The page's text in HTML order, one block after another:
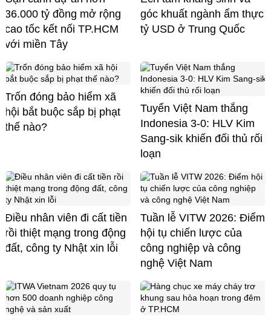
36.000 tỷ đồng mở rộng
cao tốc kết nối TP.HCM
với miền Tây
góc khuất ngành ẩm thực
tỷ USD ở Trung Quốc
Trốn đóng bảo hiểm xã
hội bắt buộc sắp bị phạt
thế nào?
Tuyển Việt Nam thắng
Indonesia 3-0: HLV Kim
Sang-sik khiến đối thủ rối
loạn
Điều nhân viên đi cất tiền
rồi thiệt mạng trong động
đất, công ty Nhật xin lỗi
Tuần lễ VITW 2026: Điểm
hội tụ chiến lược của
công nghiệp và công
nghệ Việt Nam